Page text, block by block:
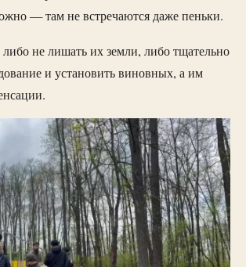
— там не встречаются даже пеньки.
не лишать их земли, либо тщательно
и установить виновных, а им